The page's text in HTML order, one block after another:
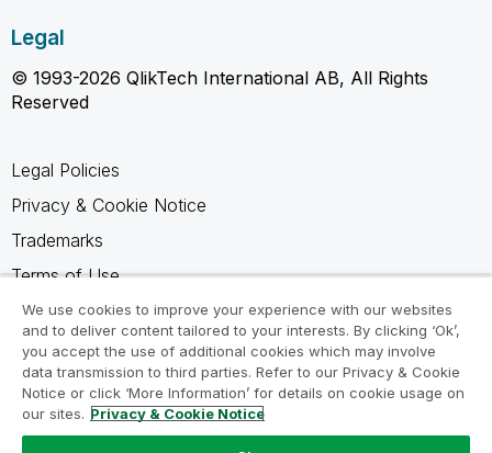
Legal
© 1993-2026 QlikTech International AB, All Rights
Reserved
Legal Policies
Privacy & Cookie Notice
Trademarks
Terms of Use
Legal Agreements
Product Terms
Do not share my info
We use cookies to improve your experience with our websites
and to deliver content tailored to your interests. By clicking ‘Ok’,
you accept the use of additional cookies which may involve
data transmission to third parties. Refer to our Privacy & Cookie
Notice or click ‘More Information’ for details on cookie usage on
our sites. Privacy & Cookie Notice